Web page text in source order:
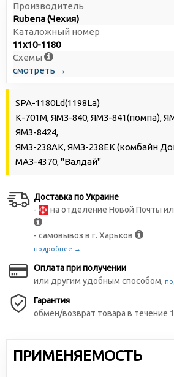
Производитель
Rubena (Чехия)
Каталожный номер
11х10-1180
Схемы
смотреть →
SPA-1180Ld(1198La)
К-701М, ЯМЗ-840, ЯМЗ-841(помпа),
ЯМЗ-8424,
ЯМЗ-238АК, ЯМЗ-238ЕК (комбайн
МАЗ-4370, "Валдай"
Доставка по Украине
-
на отделение Новой Почты
- самовывоз в г. Харьков
подробнее →
Оплата при получении
или другим удобным способом,
Гарантия
обмен/возврат товара в течение
ПРИМЕНЯЕМОСТЬ